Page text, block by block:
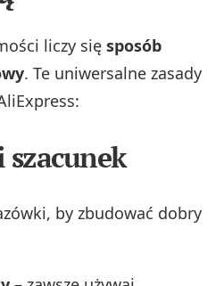
liczy sięsposób
. Te uniwersalne zasady
szacunek
by zbudować dobry